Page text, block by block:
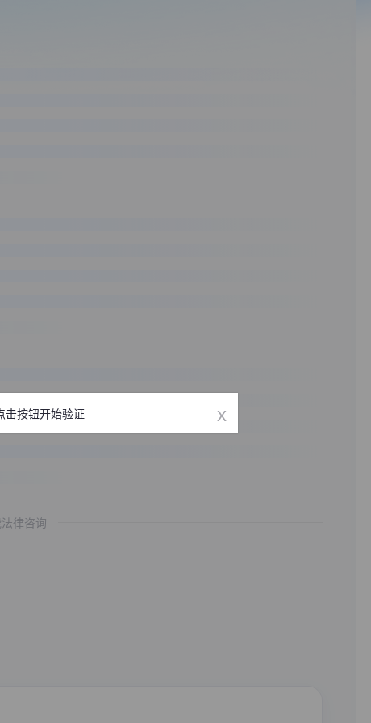
律咨询
击按钮开始验证 x